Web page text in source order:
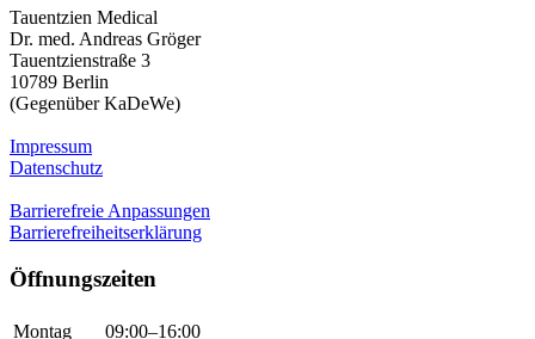
Tauentzien Medical
Dr. med. Andreas Gröger
Tauentzienstraße 3
10789 Berlin
(Gegenüber KaDeWe)
Impressum
Datenschutz
Barrierefreie Anpassungen
Barrierefreiheitserklärung
Öffnungszeiten
Öffnungszeiten
Montag
09:00–16:00